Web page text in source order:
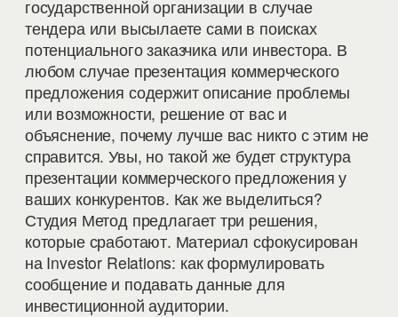
государственной организации в случае
тендера или высылаете сами в поисках
потенциального заказчика или инвестора. В
любом случае презентация коммерческого
предложения содержит описание проблемы
или возможности, решение от вас и
объяснение, почему лучше вас никто с этим не
справится. Увы, но такой же будет структура
презентации коммерческого предложения у
ваших конкурентов. Как же выделиться?
Студия Метод предлагает три решения,
которые сработают. Материал сфокусирован
на Investor Relations: как формулировать
сообщение и подавать данные для
инвестиционной аудитории.